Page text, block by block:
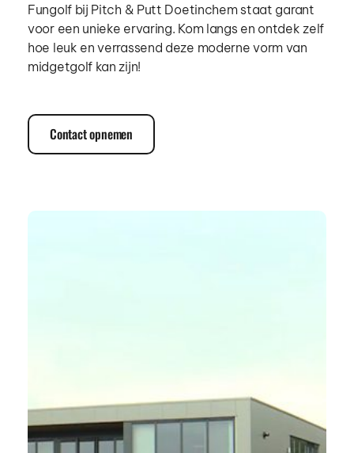
Fungolf bij Pitch & Putt Doetinchem staat garant
voor een unieke ervaring. Kom langs en ontdek zelf
hoe leuk en verrassend deze moderne vorm van
midgetgolf kan zijn!
Contact opnemen